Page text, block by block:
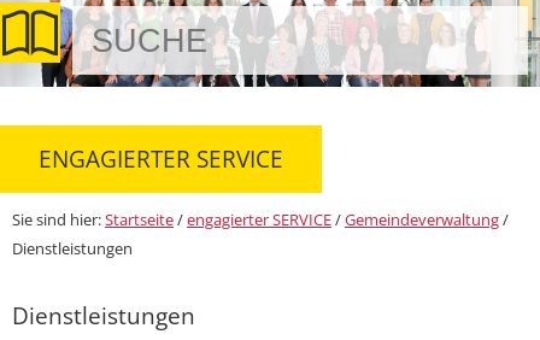
ENGAGIERTER SERVICE
Sie sind hier:Startseite/engagierter SERVICE/Gemeindeverwaltung/
Dienstleistungen
Dienstleistungen